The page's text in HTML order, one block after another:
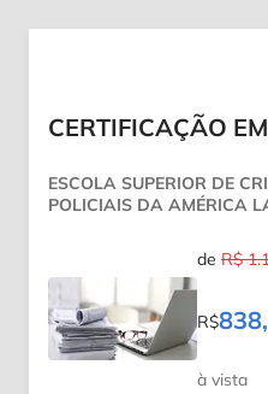
CERTIFICAÇÃO
ESCOLA SUPERIOR DE
POLICIAIS DA AMÉRICA
de R$
R$
à vista